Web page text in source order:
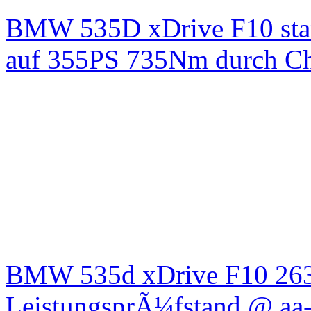
BMW 535D xDrive F10
auf 355PS 735Nm durch
BMW 535d xDrive F10